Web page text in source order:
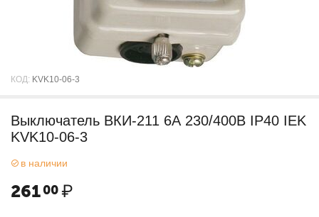
КОД: KVK10-06-3
Выключатель ВКИ-211 6А 230/400В IP40 IEK
KVK10-06-3
в наличии
26100₽